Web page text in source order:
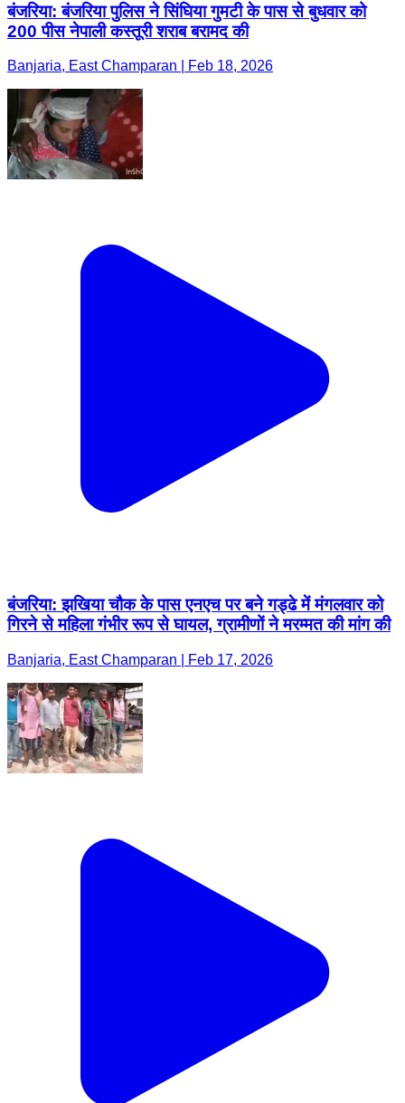
बंजरिया: बंजरिया पुलिस ने सिंघिया गुमटी के पास से बुधवार को
200 पीस नेपाली कस्तूरी शराब बरामद की
Banjaria, East Champaran | Feb 18, 2026
बंजरिया: झखिया चौक के पास एनएच पर बने गड्ढे में मंगलवार को
गिरने से महिला गंभीर रूप से घायल, ग्रामीणों ने मरम्मत की मांग की
Banjaria, East Champaran | Feb 17, 2026